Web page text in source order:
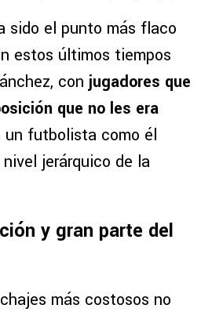
sido el punto más flaco
estos últimos tiempos
con jugadores que
que no les era
un futbolista como él
jerárquico de la
y gran parte del
más costosos no